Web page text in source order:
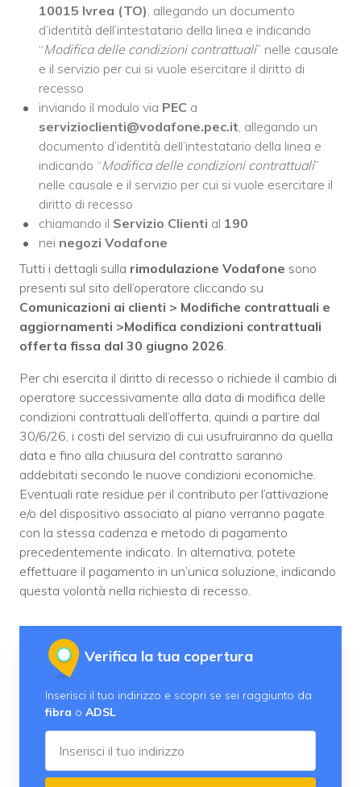
10015 Ivrea (TO) , allegando un documento
d’identità dell’intestatario della linea e indicando
“Modifica delle condizioni contrattuali” nelle causale
e il servizio per cui si vuole esercitare il diritto di
recesso
inviando il modulo via PEC a
servizioclienti@vodafone.pec.it , allegando un
documento d’identità dell’intestatario della linea e
indicando “Modifica delle condizioni contrattuali”
nelle causale e il servizio per cui si vuole esercitare il
diritto di recesso
chiamando il Servizio Clienti al 190
nei negozi Vodafone
Tutti i dettagli sulla rimodulazione Vodafone sono
presenti sul sito dell’operatore cliccando su
Comunicazioni ai clienti > Modifiche contrattuali e
aggiornamenti >Modifica condizioni contrattuali
offerta fissa dal 30 giugno 2026
Per chi esercita il diritto di recesso o richiede il cambio di
operatore successivamente alla data di modifica delle
condizioni contrattuali dell’offerta, quindi a partire dal
30/6/26, i costi del servizio di cui usufruiranno da quella
data e fino alla chiusura del contratto saranno
addebitati secondo le nuove condizioni economiche.
Eventuali rate residue per il contributo per l’attivazione
e/o del dispositivo associato al piano verranno pagate
con la stessa cadenza e metodo di pagamento
precedentemente indicato. In alternativa, potete
effettuare il pagamento in un’unica soluzione, indicando
questa volontà nella richiesta di recesso.
Verifica la tua copertura
Inserisci il tuo indirizzo e scopri se sei raggiunto da
fibra o ADSL